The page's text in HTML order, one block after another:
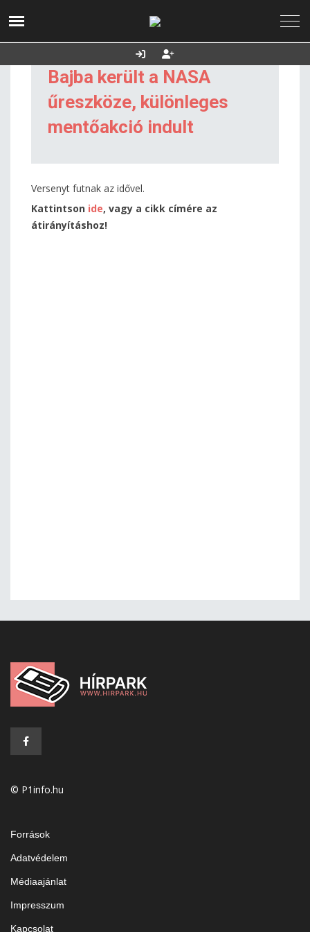
2026.08.09. 07:04
Támogatás
Bajba került a NASA
űreszköze, különleges
mentőakció indult
Versenyt futnak az idővel.
Kattintson ide, vagy a cikk címére az
átirányításhoz!
© P1info.hu
Források
Adatvédelem
Médiaajánlat
Impresszum
Kapcsolat